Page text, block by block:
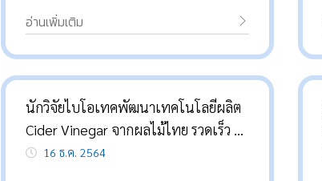
อ่านเพิ่มเติม
นักวิจัยไบโอเทคพัฒนาเทคโนโลยีผลิต
Cider Vinegar จากผลไม้ไทย รวดเร็ว –
ประหยัดต้นทุน
16 ธ.ค. 2564